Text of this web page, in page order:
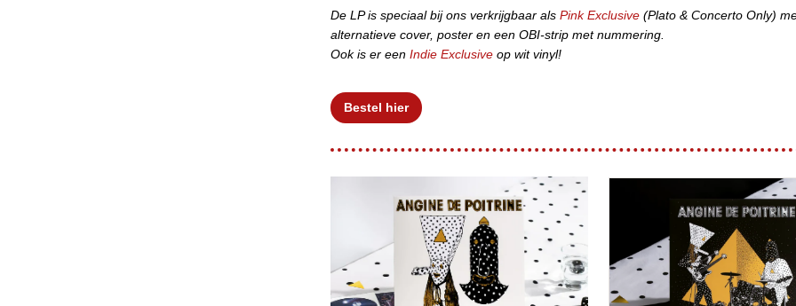
De LP is speciaal bij ons verkrijgbaar als Pink Exclusive (Plato & Concerto Only)
alternatieve cover, poster en een OBI-strip met nummering.
Ook is er een Indie Exclusive op wit vinyl!
Bestel hier